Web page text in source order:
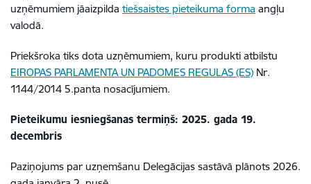
uzņēmumiem jāaizpilda tiešsaistes pieteikuma forma angļu
valodā.
Priekšroka tiks dota uzņēmumiem, kuru produkti atbilstu
EIROPAS PARLAMENTA UN PADOMES REGULAS (ES) Nr.
1144/2014 5.panta nosacījumiem.
Pieteikumu iesniegšanas termiņš: 2025. gada 19.
decembris
Paziņojums par uzņemšanu Delegācijas sastāvā plānots 2026.